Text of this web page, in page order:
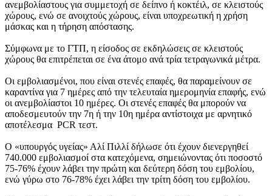
ανεμβολίαστους για συμμετοχή σε δείπνο ή κοκτέιλ, σε κλειστούς
χώρους, ενώ σε ανοιχτούς χώρους, είναι υποχρεωτική η χρήση
μάσκας και η τήρηση απόστασης.
Σύμφωνα με το ΓΤΠ, η είσοδος σε εκδηλώσεις σε κλειστούς
χώρους θα επιτρέπεται σε ένα άτομο ανά τρία τετραγωνικά μέτρα.
Οι εμβολιασμένοι, που είναι στενές επαφές, θα παραμείνουν σε
καραντίνα για 7 ημέρες από την τελευταία ημερομηνία επαφής, ενώ
οι ανεμβολίαστοι 10 ημέρες. Οι στενές επαφές θα μπορούν να
αποδεσμευτούν την 7η ή την 10η ημέρα αντίστοιχα με αρνητικό
αποτέλεσμα PCR τεστ.
Ο «υπουργός υγείας» Αλί Πιλλί δήλωσε ότι έχουν διενεργηθεί
740.000 εμβολιασμοί στα κατεχόμενα, σημειώνοντας ότι ποσοστό
75-76% έχουν λάβει την πρώτη και δεύτερη δόση του εμβολίου,
ενώ γύρω στο 76-78% έχει λάβει την τρίτη δόση του εμβολίου.